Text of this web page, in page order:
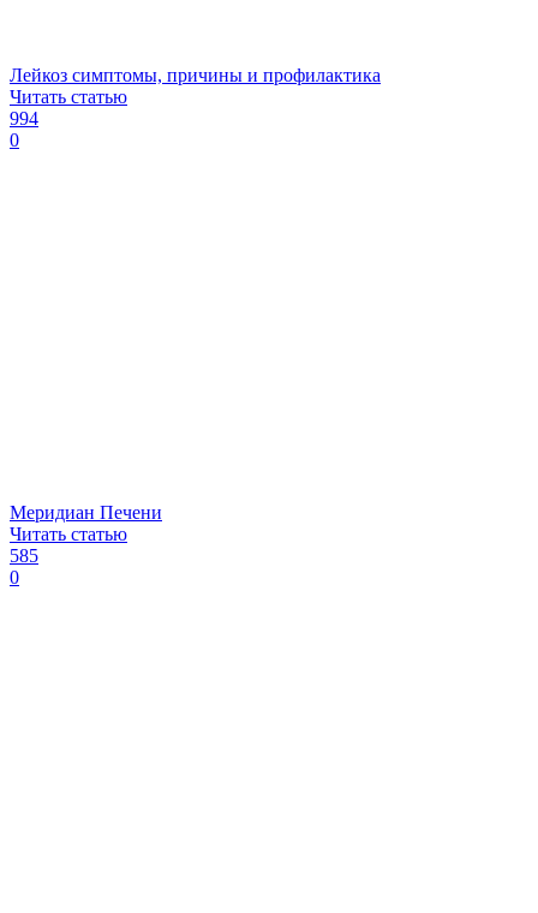
Лейкоз симптомы, причины и профилактика
Читать статью
994
0
Меридиан Печени
Читать статью
585
0